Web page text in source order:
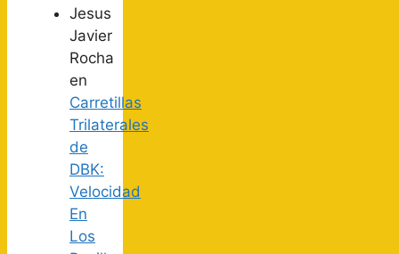
Jesus
Javier
Rocha
en
Carretillas
Trilaterales
de
DBK:
Velocidad
En
Los